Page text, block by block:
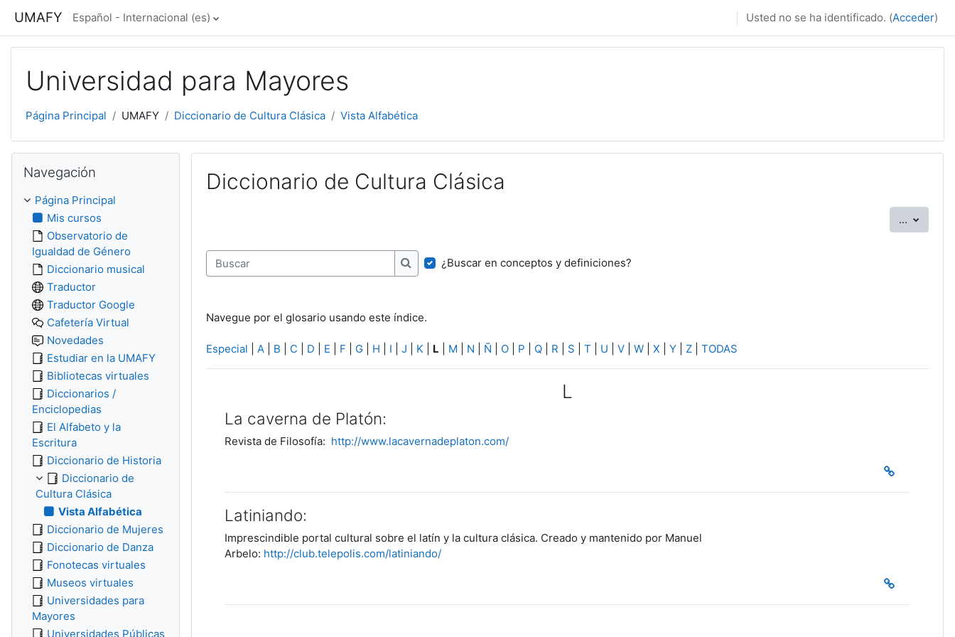
UMAFY Español - Internacional ‎(es)‎ Usted no se ha identificado. (Acceder)
Universidad para Mayores
Página Principal UMAFY Diccionario de Cultura Clásica Vista Alfabética
Diccionario de Cultura Clásica
...
Buscar
Buscar
¿Buscar en conceptos y definiciones?
Navegue por el glosario usando este índice.
Especial A| B C D E F G| H I J K L M N Ñ O| P Q| R S T U V| W| X Y| Z| TODAS
L
La caverna de Platón:
Revista de Filosofía: http://www.lacavernadeplaton.com/
Latiniando:
Imprescindible portal cultural sobre el latín y la cultura clásica. Creado y mantenido por Manuel
Arbelo: http://club.telepolis.com/latiniando/
Navegación
Página Principal
Mis cursos
Observatorio de
Igualdad de Género
Diccionario musical
Traductor
Traductor Google
Cafetería Virtual
Novedades
Estudiar en la UMAFY
Bibliotecas virtuales
Diccionarios /
Enciclopedias
El Alfabeto y la
Escritura
Diccionario de Historia
Diccionario de
Cultura Clásica
Vista Alfabética
Diccionario de Mujeres
Diccionario de Danza
Fonotecas virtuales
Museos virtuales
Universidades para
Mayores
Universidades Públicas